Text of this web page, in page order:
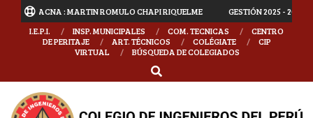
TACNA : MARTIN ROMULO CHAPI RIQUELME
GESTIÓN 2025 - 2027
I.E.P.I.
INSP. MUNICIPALES COM. TECNICAS
CENTRO
DE PERITAJE
ART. TÉCNICOS COLÉGIATE
CIP
VIRTUAL
BÚSQUEDA DE COLEGIADOS